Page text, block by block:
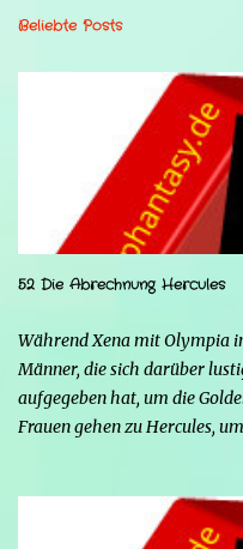
Beliebte Posts
52 Die Abrechnung Hercules
Während Xena mit Olympia
Männer, die sich darüber
aufgegeben hat, um die
Frauen gehen zu Hercules,
denn nun kann sie nicht nur
endlich auch Menschen